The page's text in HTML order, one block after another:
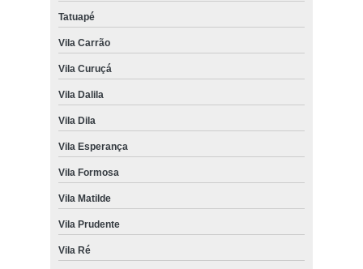
Tatuapé
Vila Carrão
Vila Curuçá
Vila Dalila
Vila Dila
Vila Esperança
Vila Formosa
Vila Matilde
Vila Prudente
Vila Ré